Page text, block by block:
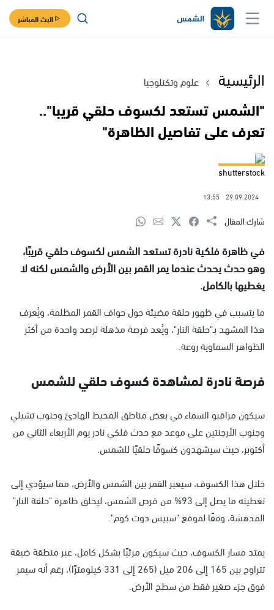
البث المباشر
الرئيسية علوم وتكنلوجيا
"الشمس تستعد لكسوف حلقي قريبا"..
تعرف على تفاصيل الظاهرة"
shutterstock
29.09.2024
13:55
شارك المقال
في ظاهرة فلكية نادرة تستعد الشمس لكسوف حلقي قريبًا،
وهو حدث يحدث عندما يمر القمر بين الأرض والشمس لكنه لا
يغطيها بالكامل.
ما يتسبب في ظهور حلقة مضيئة حول حواف القمر المظلمة، ويُعرف
هذا المشهد بـ"حلقة النار"، ويُعد فرصة مذهلة لرصد واحدة من أكثر
الظواهر السماوية روعة.
فرصة نادرة لمشاهدة كسوف حلقي للشمس
سيكون مراقبو السماء في بعض مناطق المحيط الهادئ وجنوب تشيلي
وجنوب الأرجنتين على موعد مع حدث فلكي نادر يوم الأربعاء الثاني من
أكتوبر، حيث سيشهدون كسوفًا حلقيًا للشمس.
خلال هذا الكسوف، سيعبر القمر بين الشمس والأرض، مما سيؤدي إلى
تغطيته ما يصل إلى 93% من قرص الشمس، ليخلق ظاهرة "حلقة النار"
المدهشة، وفقًا لموقع "سبيس دوت كوم".
يمتد مسار الكسوف، حيث سيكون مرئيًا بشكل كامل، عبر منطقة ضيقة
تتراوح بين 165 إلى 206 ميل (265 إلى 331 كيلومترًا)، رغم أنه سيمر
فوق جزء صغير فقط من سطح الأرض.